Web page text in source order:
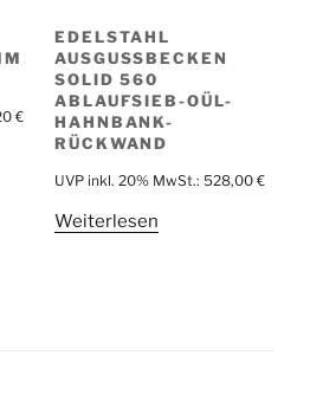
€
EDELSTAHL
AUSGUSSBECKEN
SOLID 560
ABLAUFSIEB-OÜL-
HAHNBANK-
RÜCKWAND
UVP inkl. 20% MwSt.: 528,00 €
Weiterlesen